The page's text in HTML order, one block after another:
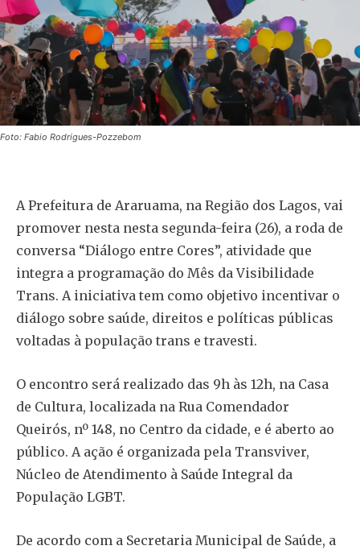
Foto: Fabio Rodrigues-Pozzebom
A Prefeitura de Araruama, na Região dos Lagos, vai
promover nesta nesta segunda-feira (26), a roda de
conversa “Diálogo entre Cores”, atividade que
integra a programação do Mês da Visibilidade
Trans. A iniciativa tem como objetivo incentivar o
diálogo sobre saúde, direitos e políticas públicas
voltadas à população trans e travesti.
O encontro será realizado das 9h às 12h, na Casa
de Cultura, localizada na Rua Comendador
Queirós, nº 148, no Centro da cidade, e é aberto ao
público. A ação é organizada pela Transviver,
Núcleo de Atendimento à Saúde Integral da
População LGBT.
De acordo com a Secretaria Municipal de Saúde, a